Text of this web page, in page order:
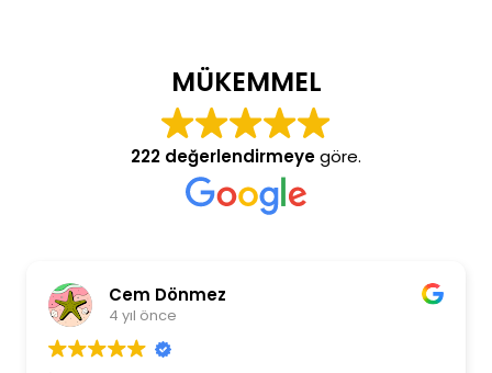
MÜKEMMEL
222 değerlendirmeyegöre.
Cem Dönmez
4 yıl önce